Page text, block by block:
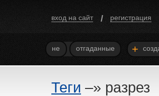
вход на сайт / регистрация
не отгаданные +
Теги –» разрез